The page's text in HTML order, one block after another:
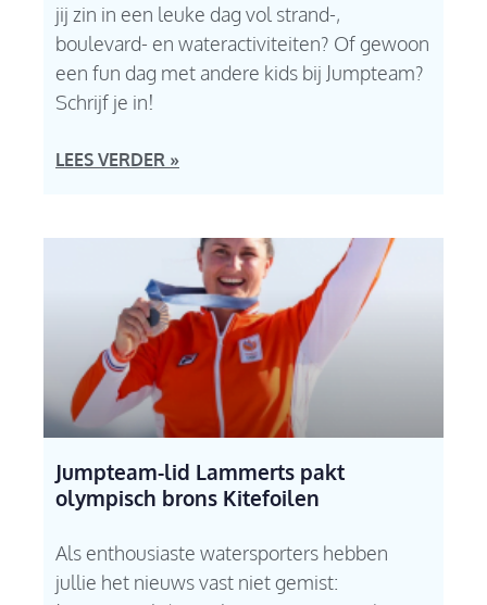
jij zin in een leuke dag vol strand-,
boulevard- en wateractiviteiten? Of gewoon
een fun dag met andere kids bij Jumpteam?
Schrijf je in!
LEES VERDER »
Jumpteam-lid Lammerts pakt
olympisch brons Kitefoilen
Als enthousiaste watersporters hebben
jullie het nieuws vast niet gemist: